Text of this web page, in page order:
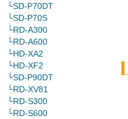
└SD-P70DT
└SD-P70S
└RD-A300
└RD-A600
└HD-XA2
└HD-XF2
└SD-P90DT
└RD-XV81
└RD-S300
└RD-S600